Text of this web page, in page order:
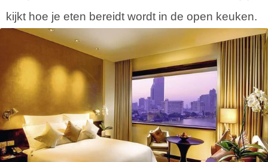
kijkt hoe je eten bereidt wordt in de open keuken.